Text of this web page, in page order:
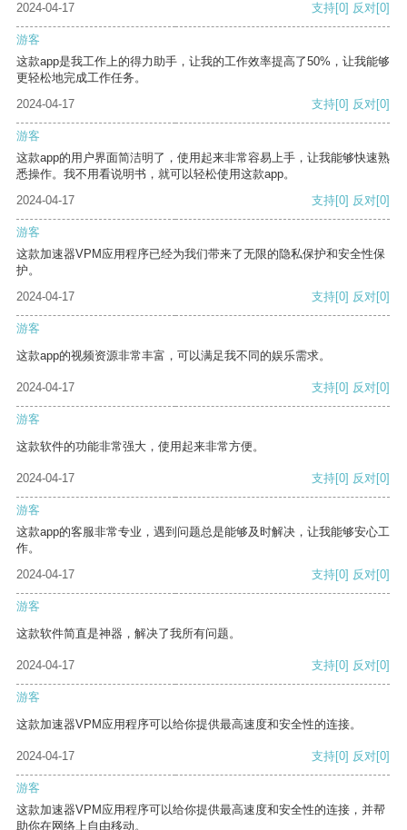
2024-04-17 支持[0] 反对[0]
游客
这款app是我工作上的得力助手，让我的工作效率提高了50%，让我能够
更轻松地完成工作任务。
2024-04-17
支持[0] 反对[0]
游客
这款app的用户界面简洁明了，使用起来非常容易上手，让我能够快速熟
悉操作。我不用看说明书，就可以轻松使用这款app。
2024-04-17
支持[0] 反对[0]
游客
这款加速器VPM应用程序已经为我们带来了无限的隐私保护和安全性保
护。
2024-04-17
支持[0] 反对[0]
游客
这款app的视频资源非常丰富，可以满足我不同的娱乐需求。
2024-04-17 支持[0] 反对[0]
游客
这款软件的功能非常强大，使用起来非常方便。
2024-04-17 支持[0] 反对[0]
游客
这款app的客服非常专业，遇到问题总是能够及时解决，让我能够安心工
作。
2024-04-17
支持[0] 反对[0]
游客
这款软件简直是神器，解决了我所有问题。
2024-04-17 支持[0] 反对[0]
游客
这款加速器VPM应用程序可以给你提供最高速度和安全性的连接。
2024-04-17 支持[0] 反对[0]
游客
这款加速器VPM应用程序可以给你提供最高速度和安全性的连接，并帮
助你在网络上自由移动。